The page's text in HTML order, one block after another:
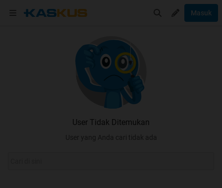
Masuk
User Tidak Ditemukan
User yang Anda cari tidak ada